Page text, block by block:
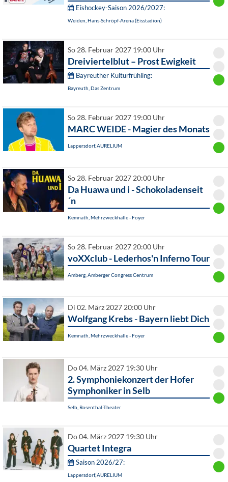
Eishockey-Saison 2026/2027:
Weiden, Hans-Schröpf-Arena (Eisstadion)
So 28. Februar 2027 19:00 Uhr
Dreiviertelblut – Prost Ewigkeit
Bayreuther Kulturfrühling:
Bayreuth, Das Zentrum
So 28. Februar 2027 19:00 Uhr
MARC WEIDE - Magier des Monats
Lappersdorf, AURELIUM
So 28. Februar 2027 20:00 Uhr
Da Huawa und i - Schokoladenseit
´n
Kemnath, Mehrzweckhalle - Foyer
So 28. Februar 2027 20:00 Uhr
voXXclub - Lederhos'n Inferno Tour
Amberg, Amberger Congress Centrum
Di 02. März 2027 20:00 Uhr
Wolfgang Krebs - Bayern liebt Dich
Kemnath, Mehrzweckhalle - Foyer
Do 04. März 2027 19:30 Uhr
2. Symphoniekonzert der Hofer
Symphoniker in Selb
Selb, Rosenthal-Theater
Do 04. März 2027 19:30 Uhr
Quartet Integra
Saison 2026/27:
Lappersdorf, AURELIUM